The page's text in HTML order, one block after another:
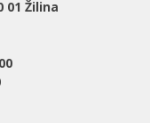
01 Žilina